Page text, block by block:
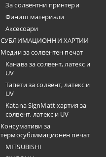
За солвентни принтери
Финиш материали
Аксесоари
СУБЛИМАЦИОННИ ХАРТИИ
Медии за солвентен печат
Канава за солвент, латекс и
UV
Тапети за солвент, латекс и
UV
Katana SignMatt хартия за
солвент, латекс и UV
Консумативи за
термосублимационен печат
MITSUBISHI